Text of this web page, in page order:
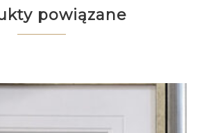
powiązane